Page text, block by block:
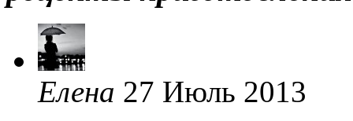
Елена 27 Июль 2013